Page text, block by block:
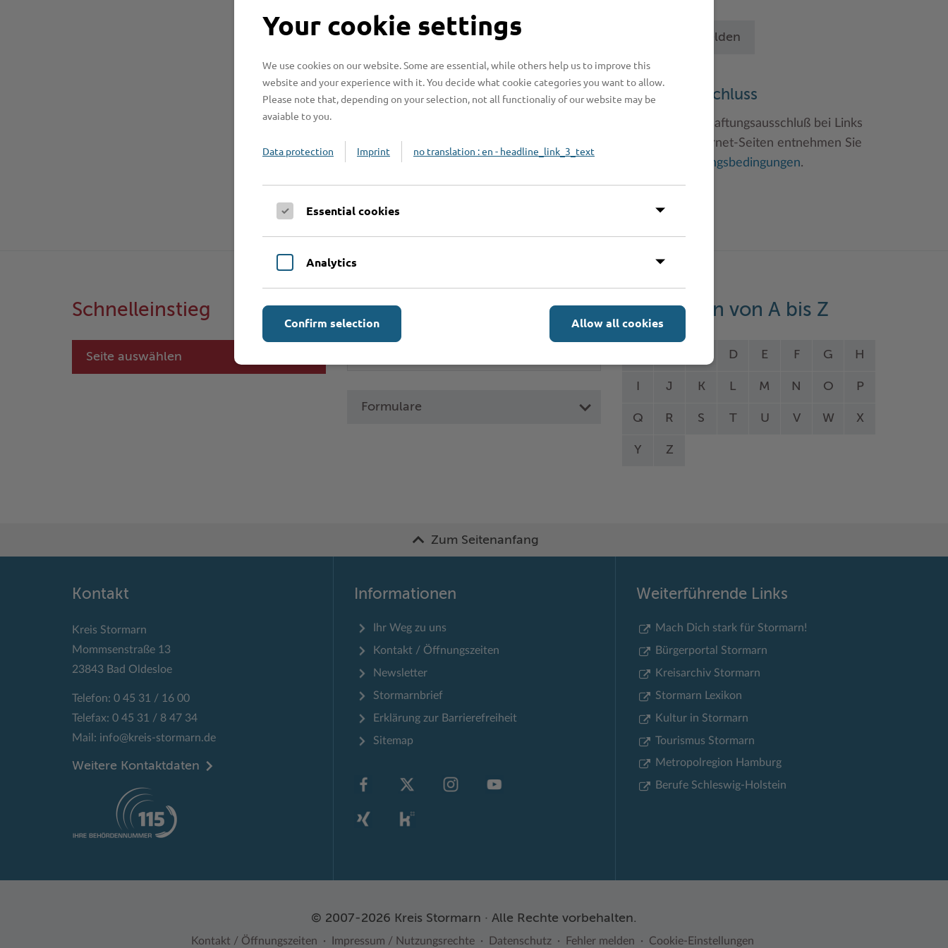
Betrieb anmelden
Haftungsauschluss
Hinweise zum Haftungsausschluß bei Links
zu anderen Internet-Seiten entnehmen Sie
Nutzungsbedingungen.
Schnelleinstieg
Seite auswählen
Online-Services
Formulare
Leistungen von A bis Z
D E F G H
J K L M N O P
Q R S T U V W X
Y Z
Zum Seitenanfang
Kontakt
Kreis Stormarn
Mommsenstraße 13
23843 Bad Oldesloe
Telefon: 0 45 31 / 16 00
Telefax: 0 45 31 / 8 47 34
Mail: info@kreis-stormarn.de
Weitere Kontaktdaten
Informationen
Ihr Weg zu uns
Kontakt / Öffnungszeiten
Newsletter
Stormarnbrief
Erklärung zur Barrierefreiheit
Sitemap
Weiterführende Links
Mach Dich stark für Stormarn!
Bürgerportal Stormarn
Kreisarchiv Stormarn
Stormarn Lexikon
Kultur in Stormarn
Tourismus Stormarn
Metropolregion Hamburg
Berufe Schleswig-Holstein
© 2007-2026 Kreis Stormarn · Alle Rechte vorbehalten.
Kontakt / Öffnungszeiten Impressum / Nutzungsrechte Datenschutz Fehler melden Cookie-Einstellungen
Your cookie settings
We use cookies on our website. Some are essential, while others help us to improve this
website and your experience with it. You decide what cookie categories you want to allow.
Please note that, depending on your selection, not all functionaliy of our website may be
avaiable to you.
Data protection Imprint no translation : en - headline_link_3_text
Essential cookies
Analytics
Allow all cookies
Confirm selection